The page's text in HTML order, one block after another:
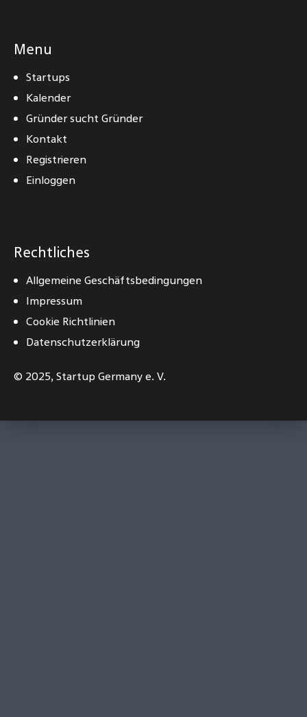
Menu
Startups
Kalender
Gründer sucht Gründer
Kontakt
Registrieren
Einloggen
Rechtliches
Allgemeine Geschäftsbedingungen
Impressum
Cookie Richtlinien
Datenschutzerklärung
© 2025,Startup Germany e. V.